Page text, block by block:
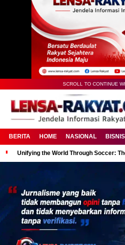
SCROLL TO CONTINUE
BERITA HOME NASIONAL BISNIS
Unifying the World Through Soccer: